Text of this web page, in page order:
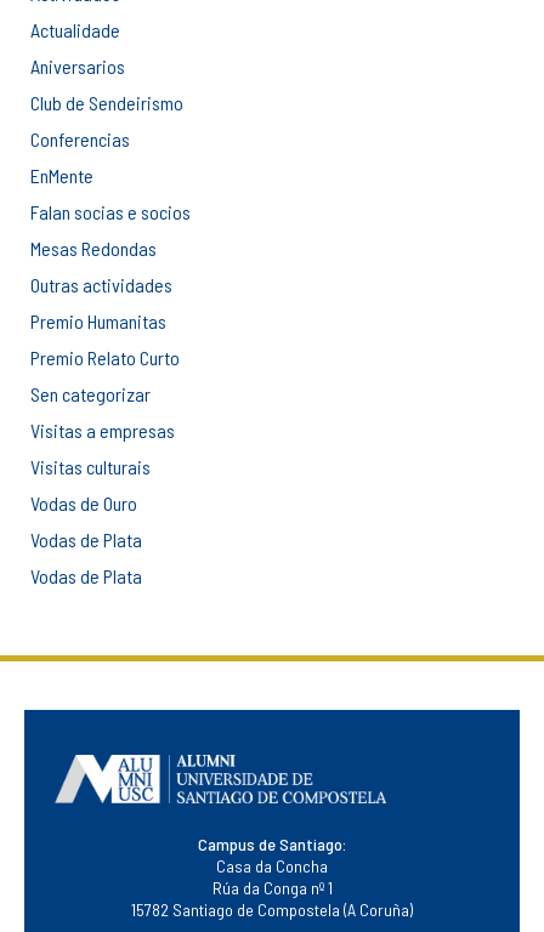
Actualidade
Aniversarios
Club de Sendeirismo
Conferencias
EnMente
Falan socias e socios
Mesas Redondas
Outras actividades
Premio Humanitas
Premio Relato Curto
Sen categorizar
Visitas a empresas
Visitas culturais
Vodas de Ouro
Vodas de Plata
Vodas de Plata
Campus de Santiago:
Casa da Concha
Rúa da Conga nº 1
15782 Santiago de Compostela (A Coruña)